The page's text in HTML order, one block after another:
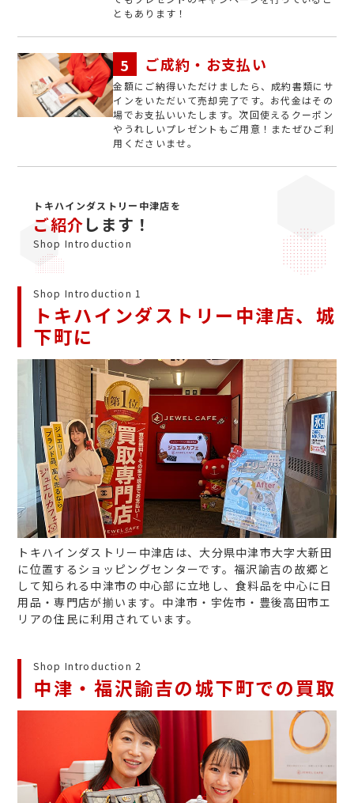
ともあります！
ご成約・お支払い
金額にご納得いただけましたら、成約書類にサ
インをいただいて売却完了です。お代金はその
場でお支払いいたします。次回使えるクーポン
やうれしいプレゼントもご用意！またぜひご利
用くださいませ。
トキハインダストリー中津店を
ご紹介します！
Shop Introduction
Shop Introduction 1
トキハインダストリー中津店、城
下町に
トキハインダストリー中津店は、大分県中津市大字大新田
に位置するショッピングセンターです。福沢諭吉の故郷と
して知られる中津市の中心部に立地し、食料品を中心に日
用品・専門店が揃います。中津市・宇佐市・豊後高田市エ
リアの住民に利用されています。
Shop Introduction 2
中津・福沢諭吉の城下町での買取